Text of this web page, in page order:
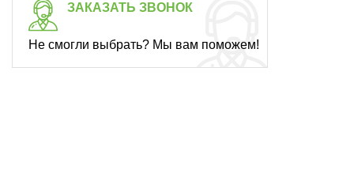
ЗАКАЗАТЬ ЗВОНОК
Не смогли выбрать? Мы вам поможем!